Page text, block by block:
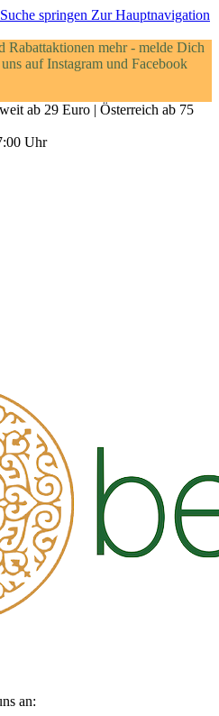
springen Zur Hauptnavigation
Rabattaktionen mehr - melde Dich
auf Instagram und Facebook
ab 29 Euro | Österreich ab 75
Uhr
an: